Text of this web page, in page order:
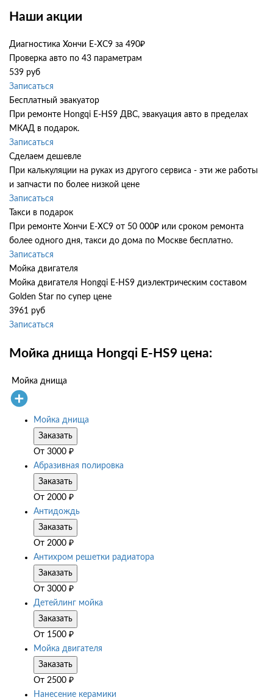
Наши акции
Диагностика Хончи Е-ХС9 за 490₽
Проверка авто по 43 параметрам
539 руб
Записаться
Бесплатный эвакуатор
При ремонте Hongqi E-HS9 ДВС, эвакуация авто в пределах
МКАД в подарок.
Записаться
Сделаем дешевле
При калькуляции на руках из другого сервиса - эти же работы
и запчасти по более низкой цене
Записаться
Такси в подарок
При ремонте Хончи Е-ХС9 от 50 000₽ или сроком ремонта
более одного дня, такси до дома по Москве бесплатно.
Записаться
Мойка двигателя
Мойка двигателя Hongqi E-HS9 диэлектрическим составом
Golden Star по супер цене
3961 руб
Записаться
Мойка днища Hongqi E-HS9 цена:
Мойка днища
Мойка днища
Заказать
От 3000 ₽
Абразивная полировка
Заказать
От 2000 ₽
Антидождь
Заказать
От 2000 ₽
Антихром решетки радиатора
Заказать
От 3000 ₽
Детейлинг мойка
Заказать
От 1500 ₽
Мойка двигателя
Заказать
От 2500 ₽
Нанесение керамики